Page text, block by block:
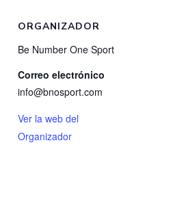
ORGANIZADOR
Be Number One Sport
Correo electrónico
info@bnosport.com
Ver la web del
Organizador